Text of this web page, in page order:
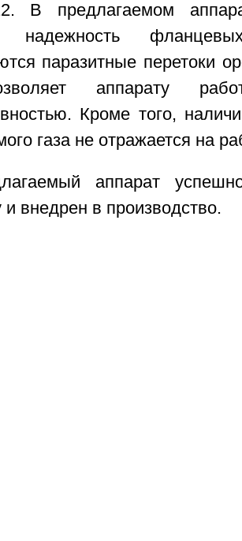
В предлагаемом
надежность
паразитные перетоки
аппарату
Кроме того,
газа не отражается на
аппарат
и внедрен в производство.